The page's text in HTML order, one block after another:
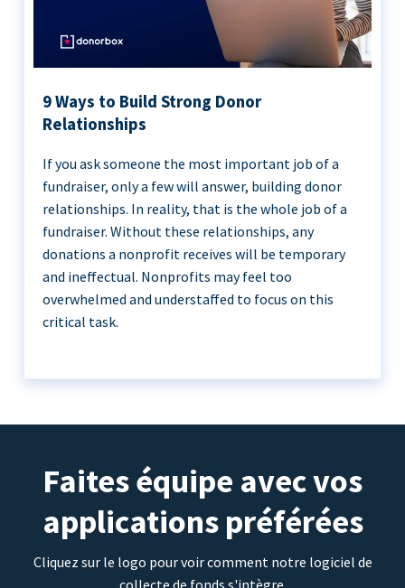
9 Ways to Build Strong Donor
Relationships
If you ask someone the most important job of a
fundraiser, only a few will answer, building donor
relationships. In reality, that is the whole job of a
fundraiser. Without these relationships, any
donations a nonprofit receives will be temporary
and ineffectual. Nonprofits may feel too
overwhelmed and understaffed to focus on this
critical task.
Faites équipe avec vos
applications préférées
Cliquez sur le logo pour voir comment notre logiciel de
collecte de fonds s'intègre.